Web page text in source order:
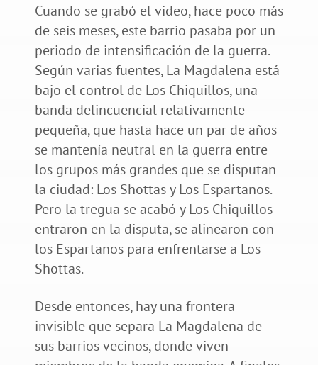
Cuando se grabó el video, hace poco más
de seis meses, este barrio pasaba por un
periodo de intensificación de la guerra.
Según varias fuentes, La Magdalena está
bajo el control de Los Chiquillos, una
banda delincuencial relativamente
pequeña, que hasta hace un par de años
se mantenía neutral en la guerra entre
los grupos más grandes que se disputan
la ciudad: Los Shottas y Los Espartanos.
Pero la tregua se acabó y Los Chiquillos
entraron en la disputa, se alinearon con
los Espartanos para enfrentarse a Los
Shottas.
Desde entonces, hay una frontera
invisible que separa La Magdalena de
sus barrios vecinos, donde viven